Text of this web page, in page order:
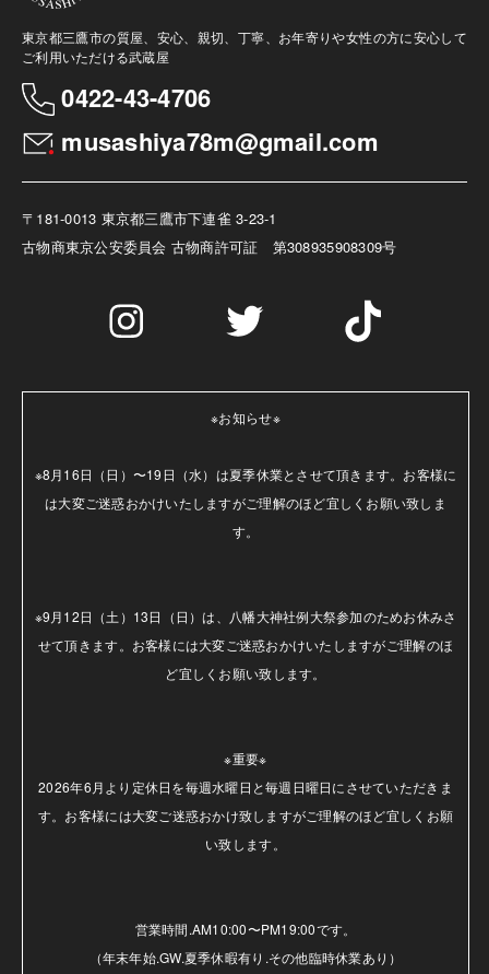
東京都三鷹市の質屋、安心、親切、丁寧、お年寄りや女性の方に安心して
ご利用いただける武蔵屋
0422-43-4706
musashiya78m@gmail.com
〒181-0013 東京都三鷹市下連雀 3-23-1
古物商東京公安委員会 古物商許可証 第308935908309号
※お知らせ※
※8月16日（日）〜19日（水）は夏季休業とさせて頂きます。お客様に
は大変ご迷惑おかけいたしますがご理解のほど宜しくお願い致しま
す。
※9月12日（土）13日（日）は、八幡大神社例大祭参加のためお休みさ
せて頂きます。お客様には大変ご迷惑おかけいたしますがご理解のほ
ど宜しくお願い致します。
※重要※
2026年6月より定休日を毎週水曜日と毎週日曜日にさせていただきま
す。お客様には大変ご迷惑おかけ致しますがご理解のほど宜しくお願
い致します。
営業時間.AM10:00〜PM19:00です。
（年末年始.GW.夏季休暇有り.その他臨時休業あり）